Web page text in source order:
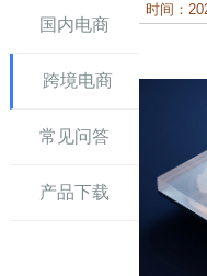
国内电商
跨境电商
常见问答
产品下载
时间：